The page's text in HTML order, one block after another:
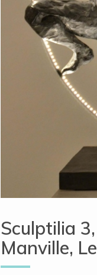
Sculptilia
Manville,